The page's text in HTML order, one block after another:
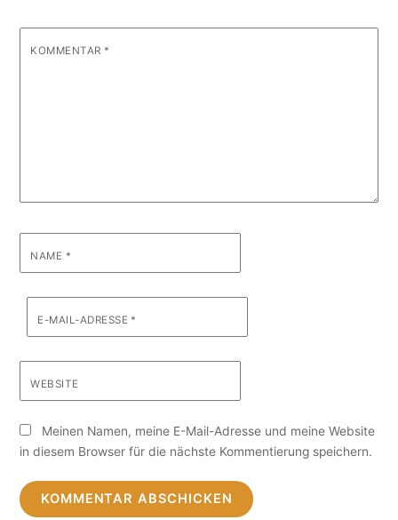
KOMMENTAR *
NAME *
E-MAIL-ADRESSE *
WEBSITE
Meinen Namen, meine E-Mail-Adresse und meine Website
in diesem Browser für die nächste Kommentierung speichern.